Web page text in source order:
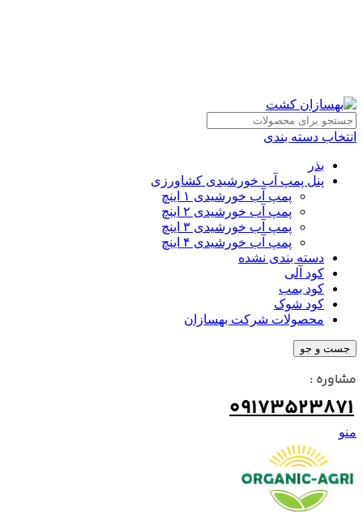
انتخاب دسته بندی
بذر
پنل پمپ آب خورشیدی کشاورزی
پمپ آب خورشیدی ۱ اینچ
پمپ آب خورشیدی ۲ اینچ
پمپ آب خورشیدی ۳ اینچ
پمپ آب خورشیدی ۴ اینچ
دسته بندی نشده
کود آلی
کود بمب
کود شوک
محصولات شرکت بهسازان
جست و جو
مشاوره :
09173523871
منو